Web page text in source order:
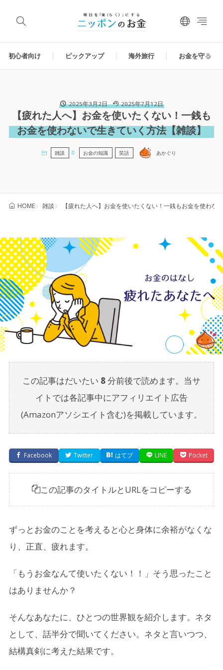
初心者向け ピックアップ 海外旅行 お金を守る
2025年3月2日 2025年7月12日
【疲れた人へ】お金を使いたくない！一銭も
お金を使わないで生きていく方法【雑談】
雑談 お金の知識 笑話 あかぐり
HOME 雑談 【疲れた人へ】お金を使いたくない！一銭もお金を使わな
この記事はだいたい 8分前後で読めます。当サ
イトでは各記事中にアフィリエイト広告
(Amazonアソシエイト含む)を掲載しています。
Facebook Twitter はてブ LINE Pocket
この記事のタイトルとURLをコピーする
ずっとお金のことを考えると心と身体に余裕がなくな
り、正直、疲れます。
「もうお金なんて使いたくない！！」そう思ったこと
はありませんか？
そんなあなたに、ひとつの世界観を紹介します。ネタ
として、話半分で聞いてください。ネタと言いつつ、
結構真剣に考えた結果です。